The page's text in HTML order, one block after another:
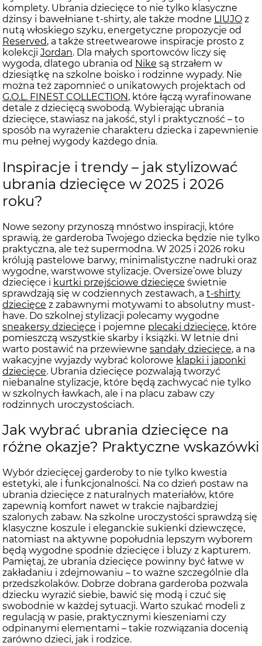
komplety. Ubrania dziecięce to nie tylko klasyczne
dżinsy i bawełniane t-shirty, ale także modne LIUJO z
nutą włoskiego szyku, energetyczne propozycje od
Reserved, a także streetwearowe inspiracje prosto z
kolekcji Jordan. Dla małych sportowców liczy się
wygoda, dlatego ubrania od Nike są strzałem w
dziesiątkę na szkolne boisko i rodzinne wypady. Nie
można też zapomnieć o unikatowych projektach od
G.O.L. FINEST COLLECTION, które łączą wyrafinowane
detale z dziecięcą swobodą. Wybierając ubrania
dziecięce, stawiasz na jakość, styl i praktyczność – to
sposób na wyrażenie charakteru dziecka i zapewnienie
mu pełnej wygody każdego dnia.
Inspiracje i trendy – jak stylizować
ubrania dziecięce w 2025 i 2026
roku?
Nowe sezony przynoszą mnóstwo inspiracji, które
sprawią, że garderoba Twojego dziecka będzie nie tylko
praktyczna, ale też supermodna. W 2025 i 2026 roku
królują pastelowe barwy, minimalistyczne nadruki oraz
wygodne, warstwowe stylizacje. Oversize’owe bluzy
dziecięce i kurtki przejściowe dziecięce świetnie
sprawdzają się w codziennych zestawach, a t-shirty
dziecięce z zabawnymi motywami to absolutny must-
have. Do szkolnej stylizacji polecamy wygodne
sneakersy dziecięce i pojemne plecaki dziecięce, które
pomieszczą wszystkie skarby i książki. W letnie dni
warto postawić na przewiewne sandały dziecięce, a na
wakacyjne wyjazdy wybrać kolorowe klapki i japonki
dziecięce. Ubrania dziecięce pozwalają tworzyć
niebanalne stylizacje, które będą zachwycać nie tylko
w szkolnych ławkach, ale i na placu zabaw czy
rodzinnych uroczystościach.
Jak wybrać ubrania dziecięce na
różne okazje? Praktyczne wskazówki
Wybór dziecięcej garderoby to nie tylko kwestia
estetyki, ale i funkcjonalności. Na co dzień postaw na
ubrania dziecięce z naturalnych materiałów, które
zapewnią komfort nawet w trakcie najbardziej
szalonych zabaw. Na szkolne uroczystości sprawdzą się
klasyczne koszule i eleganckie sukienki dziewczęce,
natomiast na aktywne popołudnia lepszym wyborem
będą wygodne spodnie dziecięce i bluzy z kapturem.
Pamiętaj, że ubrania dziecięce powinny być łatwe w
zakładaniu i zdejmowaniu – to ważne szczególnie dla
przedszkolaków. Dobrze dobrana garderoba pozwala
dziecku wyrazić siebie, bawić się modą i czuć się
swobodnie w każdej sytuacji. Warto szukać modeli z
regulacją w pasie, praktycznymi kieszeniami czy
odpinanymi elementami – takie rozwiązania docenią
zarówno dzieci, jak i rodzice.